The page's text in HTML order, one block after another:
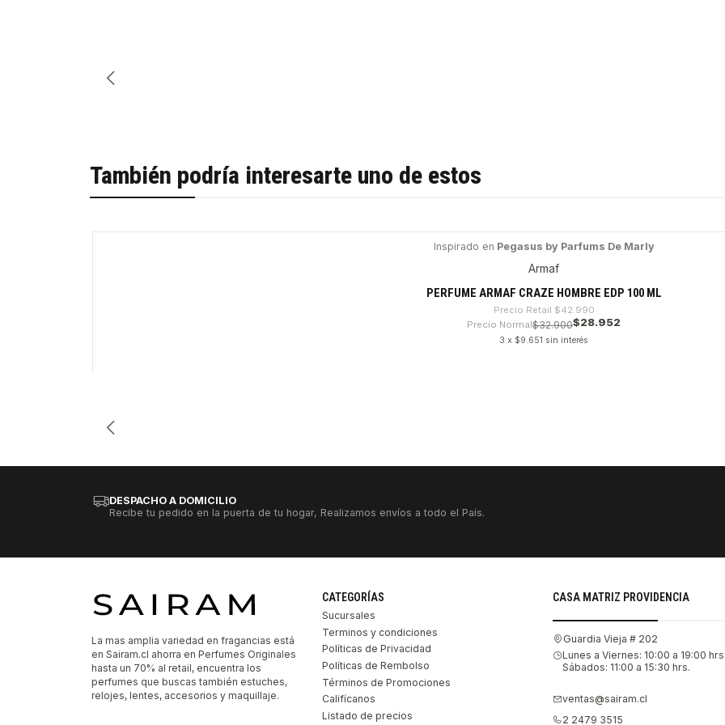
También podría interesarte uno de estos
Inspirado en Pegasus by Parfums De Marly
Armaf
PERFUME ARMAF CRAZE HOMBRE EDP 100 ML
Precio Retail $42.990
Precio Normal$32.900$28.952
3 x $9.651 sin interés
DESPACHO A DOMICILIO
Recibe tu pedido en la puerta de tu hogar, Realizamos envíos a todo el País.
La mas amplia variedad en fragancias está
en Sairam.cl ahorra en Perfumes Originales
hasta un 70% al retail, encuentra los
perfumes que buscas también estuches,
relojes, lentes, accesorios y maquillaje.
CATEGORÍAS
Sucursales
Terminos y condiciones
Políticas de Privacidad
Políticas de Rembolso
Términos de Promociones
Califícanos
Listado de precios
CASA MATRIZ PROVIDENCIA
Guardia Vieja # 202
Lunes a Viernes: 10:00 a 19:00
Sábados: 11:00 a 15:30 hrs.
ventas@sairam.cl
2 2479 3515